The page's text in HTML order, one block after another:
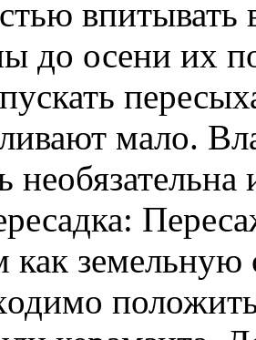
впитывать
до осени их
мало.
необязательна
как